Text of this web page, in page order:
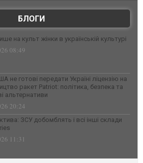
БЛОГИ
на культ жінки в українській культурі
08:49
не готові передати Україні ліцензію на
ракет Patriot: політика, безпека та
альтернативи
20:24
ЗСУ добомблять і всі інші склади
11:31